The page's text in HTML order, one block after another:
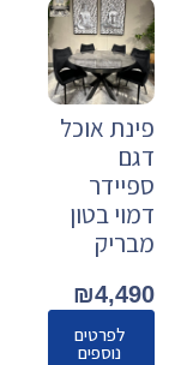
פינת אוכל
דגם
ספיידר
דמוי בטון
מבריק
₪4,490
לפרטים
נוספים